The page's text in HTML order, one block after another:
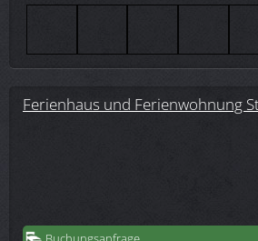
Ferienhaus und Ferienwohnung